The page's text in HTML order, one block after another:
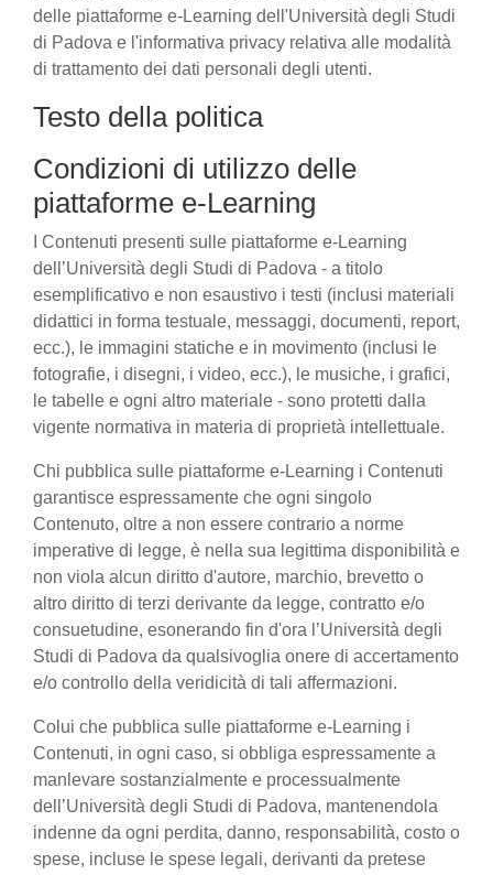
delle piattaforme e-Learning dell'Università degli Studi
di Padova e l'informativa privacy relativa alle modalità
di trattamento dei dati personali degli utenti.
Testo della politica
Condizioni di utilizzo delle
piattaforme e-Learning
I Contenuti presenti sulle piattaforme e-Learning
dell’Università degli Studi di Padova - a titolo
esemplificativo e non esaustivo i testi (inclusi materiali
didattici in forma testuale, messaggi, documenti, report,
ecc.), le immagini statiche e in movimento (inclusi le
fotografie, i disegni, i video, ecc.), le musiche, i grafici,
le tabelle e ogni altro materiale - sono protetti dalla
vigente normativa in materia di proprietà intellettuale.
Chi pubblica sulle piattaforme e-Learning i Contenuti
garantisce espressamente che ogni singolo
Contenuto, oltre a non essere contrario a norme
imperative di legge, è nella sua legittima disponibilità e
non viola alcun diritto d'autore, marchio, brevetto o
altro diritto di terzi derivante da legge, contratto e/o
consuetudine, esonerando fin d'ora l’Università degli
Studi di Padova da qualsivoglia onere di accertamento
e/o controllo della veridicità di tali affermazioni.
Colui che pubblica sulle piattaforme e-Learning i
Contenuti, in ogni caso, si obbliga espressamente a
manlevare sostanzialmente e processualmente
dell’Università degli Studi di Padova, mantenendola
indenne da ogni perdita, danno, responsabilità, costo o
spese, incluse le spese legali, derivanti da pretese